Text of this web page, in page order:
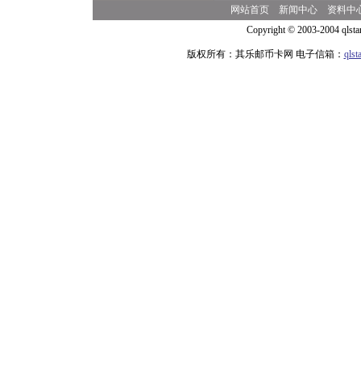
网站首页 新闻中心
资料中
Copyright © 2003-2004
版权所有：其乐邮币卡网 电子信箱：